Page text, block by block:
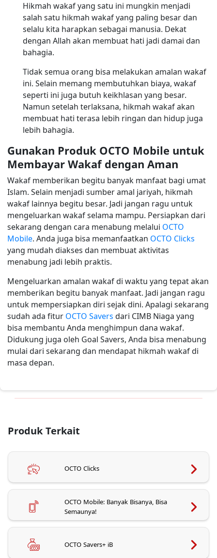
Hikmah wakaf yang satu ini mungkin menjadi
salah satu hikmah wakaf yang paling besar dan
selalu kita harapkan sebagai manusia. Dekat
dengan Allah akan membuat hati jadi damai dan
bahagia.
Tidak semua orang bisa melakukan amalan wakaf
ini. Selain memang membutuhkan biaya, wakaf
seperti ini juga butuh keikhlasan yang besar.
Namun setelah terlaksana, hikmah wakaf akan
membuat hati terasa lebih ringan dan hidup juga
lebih bahagia.
Gunakan Produk OCTO Mobile untuk
Membayar Wakaf dengan Aman
Wakaf memberikan begitu banyak manfaat bagi umat
Islam. Selain menjadi sumber amal jariyah, hikmah
wakaf lainnya begitu besar. Jadi jangan ragu untuk
mengeluarkan wakaf selama mampu. Persiapkan dari
sekarang dengan cara menabung melalui OCTO
Mobile. Anda juga bisa memanfaatkan OCTO Clicks
yang mudah diakses dan membuat aktivitas
menabung jadi lebih praktis.
Mengeluarkan amalan wakaf di waktu yang tepat akan
memberikan begitu banyak manfaat. Jadi jangan ragu
untuk mempersiapkan diri sejak dini. Apalagi sekarang
sudah ada fitur OCTO Savers dari CIMB Niaga yang
bisa membantu Anda menghimpun dana wakaf.
Didukung juga oleh Goal Savers, Anda bisa menabung
mulai dari sekarang dan mendapat hikmah wakaf di
masa depan.
Produk Terkait
OCTO Clicks
OCTO Mobile: Banyak Bisanya, Bisa
Semaunya!
OCTO Savers+ iB